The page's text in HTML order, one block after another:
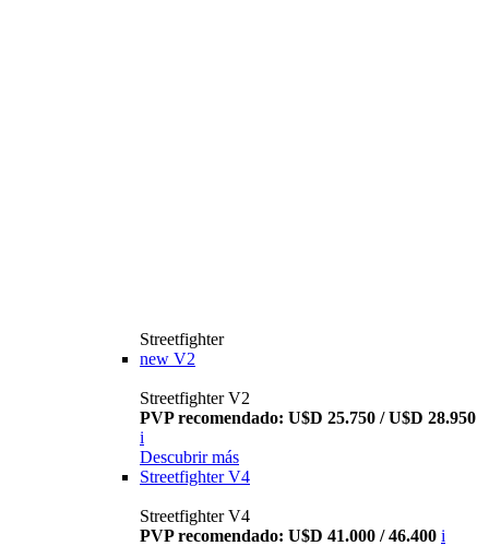
Streetfighter
new V2
Streetfighter V2
PVP recomendado: U$D 25.750 / U$D 28.950
i
Descubrir más
Streetfighter V4
Streetfighter V4
PVP recomendado: U$D 41.000 / 46.400 i